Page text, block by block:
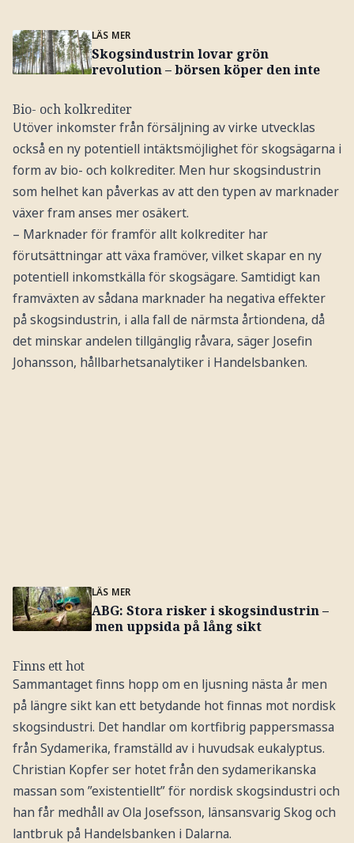
LÄS MER
Skogsindustrin lovar grön
revolution – börsen köper den inte
Bio- och kolkrediter
Utöver inkomster från försäljning av virke utvecklas
också en ny potentiell intäktsmöjlighet för skogsägarna i
form av bio- och kolkrediter. Men hur skogsindustrin
som helhet kan påverkas av att den typen av marknader
växer fram anses mer osäkert.
– Marknader för framför allt kolkrediter har
förutsättningar att växa framöver, vilket skapar en ny
potentiell inkomstkälla för skogsägare. Samtidigt kan
framväxten av sådana marknader ha negativa effekter
på skogsindustrin, i alla fall de närmsta årtiondena, då
det minskar andelen tillgänglig råvara, säger Josefin
Johansson, hållbarhetsanalytiker i Handelsbanken.
LÄS MER
ABG: Stora risker i skogsindustrin –
men uppsida på lång sikt
Finns ett hot
Sammantaget finns hopp om en ljusning nästa år men
på längre sikt kan ett betydande hot finnas mot nordisk
skogsindustri. Det handlar om kortfibrig pappersmassa
från Sydamerika, framställd av i huvudsak eukalyptus.
Christian Kopfer ser hotet från den sydamerikanska
massan som ”existentiellt” för nordisk skogsindustri och
han får medhåll av Ola Josefsson, länsansvarig Skog och
lantbruk på Handelsbanken i Dalarna.